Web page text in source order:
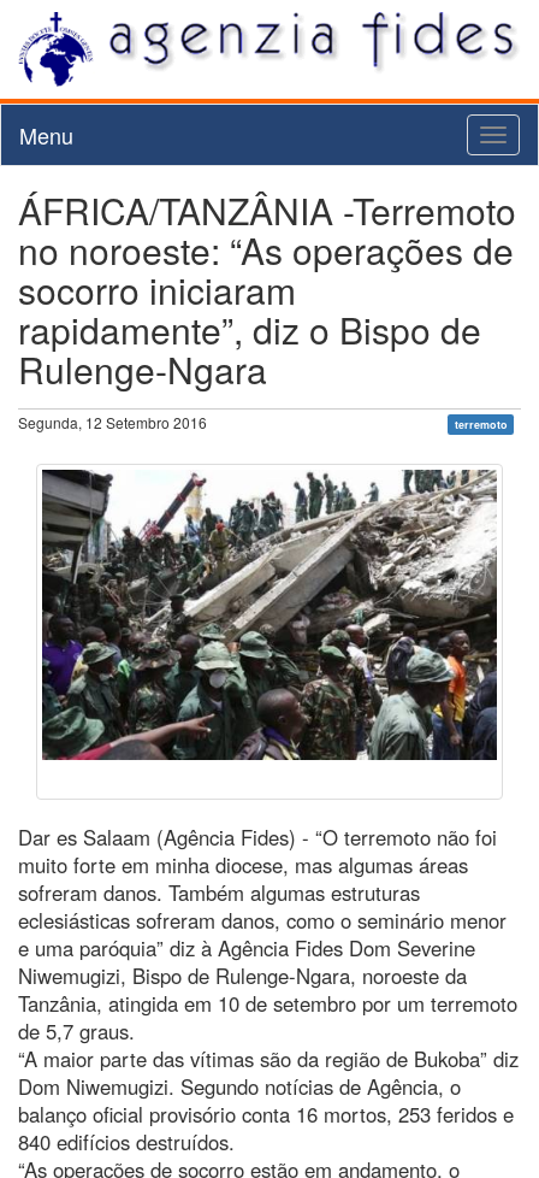
Menu
ÁFRICA/TANZÂNIA -Terremoto
no noroeste: “As operações de
socorro iniciaram
rapidamente”, diz o Bispo de
Rulenge-Ngara
Segunda, 12 Setembro 2016 terremoto
Dar es Salaam (Agência Fides) - “O terremoto não foi
muito forte em minha diocese, mas algumas áreas
sofreram danos. Também algumas estruturas
eclesiásticas sofreram danos, como o seminário menor
e uma paróquia” diz à Agência Fides Dom Severine
Niwemugizi, Bispo de Rulenge-Ngara, noroeste da
Tanzânia, atingida em 10 de setembro por um terremoto
de 5,7 graus.
“A maior parte das vítimas são da região de Bukoba” diz
Dom Niwemugizi. Segundo notícias de Agência, o
balanço oficial provisório conta 16 mortos, 253 feridos e
840 edifícios destruídos.
“As operações de socorro estão em andamento, o